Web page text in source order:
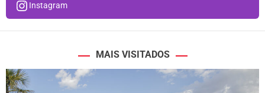
Instagram
MAIS VISITADOS